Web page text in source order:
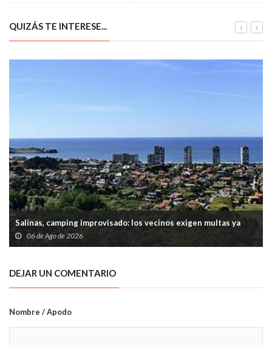
QUIZÁS TE INTERESE...
Salinas, camping improvisado: los vecinos exigen multas ya
06 de Ago de 2026
DEJAR UN COMENTARIO
Nombre / Apodo